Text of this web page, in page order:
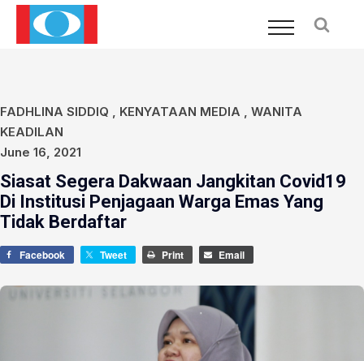
FADHLINA SIDDIQ , KENYATAAN MEDIA , WANITA
KEADILAN
June 16, 2021
Siasat Segera Dakwaan Jangkitan Covid19
Di Institusi Penjagaan Warga Emas Yang
Tidak Berdaftar
Facebook Tweet Print Email